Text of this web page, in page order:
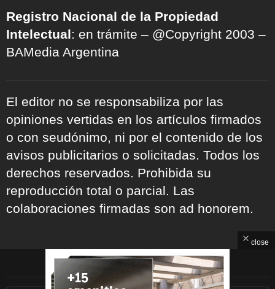
Registro Nacional de la Propiedad
Intelectual: en trámite – @Copyright 2003 –
BAMedia Argentina
El editor no se responsabiliza por las
opiniones vertidas en los artículos firmados
o con seudónimo, ni por el contenido de los
avisos publicitarios o solicitadas. Todos los
derechos reservados. Prohibida su
reproducción total o parcial. Las
colaboraciones firmadas son ad honorem.
ARCHIVOS
close